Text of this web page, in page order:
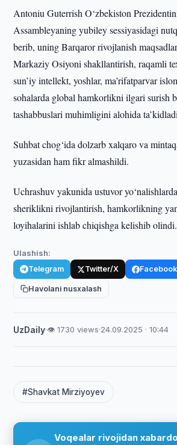
Antoniu Guterrish O‘zbekiston
Assambleyaning yubiley sessiyasidagi
berib, uning Barqaror rivojlanish
Markaziy Osiyoni shakllantirish, raqamli
sun’iy intellekt, yoshlar, ma’rifatparvar
sohalarda global hamkorlikni ilgari surish
tashabbuslari muhimligini alohida
Suhbat chog‘ida dolzarb xalqaro va
yuzasidan ham fikr almashildi.
Uchrashuv yakunida ustuvor
sheriklikni rivojlantirish, hamkorlikning
loyihalarini ishlab chiqishga kelishib olindi.
Ulashish:
Telegram Twitter/X Facebook
Havolani nusxalash
UzDaily·👁 1730 views·24.09.2025 · 10:44
#Shavkat Mirziyoyev
Voqealar rivojidan